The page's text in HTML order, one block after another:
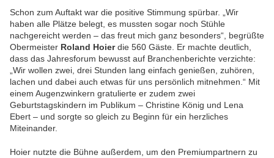
Schon zum Auftakt war die positive Stimmung spürbar. „Wir
haben alle Plätze belegt, es mussten sogar noch Stühle
nachgereicht werden – das freut mich ganz besonders“, begrüßte
Obermeister Roland Hoierdie 560 Gäste. Er machte deutlich,
dass das Jahresforum bewusst auf Branchenberichte verzichte:
„Wir wollen zwei, drei Stunden lang einfach genießen, zuhören,
lachen und dabei auch etwas für uns persönlich mitnehmen.“ Mit
einem Augenzwinkern gratulierte er zudem zwei
Geburtstagskindern im Publikum – Christine König und Lena
Ebert – und sorgte so gleich zu Beginn für ein herzliches
Miteinander.
Hoier nutzte die Bühne außerdem, um den Premiumpartnern zu